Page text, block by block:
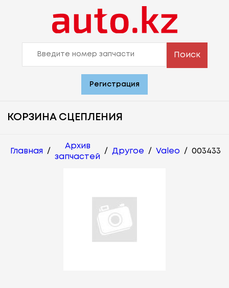
Поиск
Регистрация
КОРЗИНА СЦЕПЛЕНИЯ
Главная /
Архив
запчастей
/ Другое / Valeo / 003433